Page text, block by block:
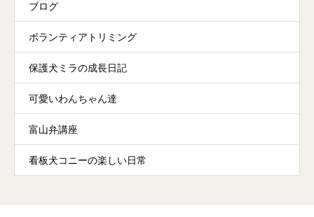
ブログ
ボランティアトリミング
保護犬ミラの成長日記
可愛いわんちゃん達
富山弁講座
看板犬コニーの楽しい日常